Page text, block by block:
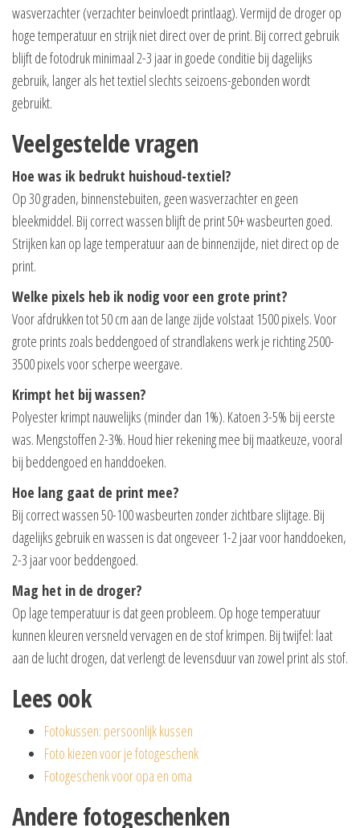
wasverzachter (verzachter beinvloedt printlaag). Vermijd de droger op
hoge temperatuur en strijk niet direct over de print. Bij correct gebruik
blijft de fotodruk minimaal 2-3 jaar in goede conditie bij dagelijks
gebruik, langer als het textiel slechts seizoens-gebonden wordt
gebruikt.
Veelgestelde vragen
Hoe was ik bedrukt huishoud-textiel?
Op 30 graden, binnenstebuiten, geen wasverzachter en geen
bleekmiddel. Bij correct wassen blijft de print 50+ wasbeurten goed.
Strijken kan op lage temperatuur aan de binnenzijde, niet direct op de
print.
Welke pixels heb ik nodig voor een grote print?
Voor afdrukken tot 50 cm aan de lange zijde volstaat 1500 pixels. Voor
grote prints zoals beddengoed of strandlakens werk je richting 2500-
3500 pixels voor scherpe weergave.
Krimpt het bij wassen?
Polyester krimpt nauwelijks (minder dan 1%). Katoen 3-5% bij eerste
was. Mengstoffen 2-3%. Houd hier rekening mee bij maatkeuze, vooral
bij beddengoed en handdoeken.
Hoe lang gaat de print mee?
Bij correct wassen 50-100 wasbeurten zonder zichtbare slijtage. Bij
dagelijks gebruik en wassen is dat ongeveer 1-2 jaar voor handdoeken,
2-3 jaar voor beddengoed.
Mag het in de droger?
Op lage temperatuur is dat geen probleem. Op hoge temperatuur
kunnen kleuren versneld vervagen en de stof krimpen. Bij twijfel: laat
aan de lucht drogen, dat verlengt de levensduur van zowel print als stof.
Lees ook
Fotokussen: persoonlijk kussen
Foto kiezen voor je fotogeschenk
Fotogeschenk voor opa en oma
Andere fotogeschenken